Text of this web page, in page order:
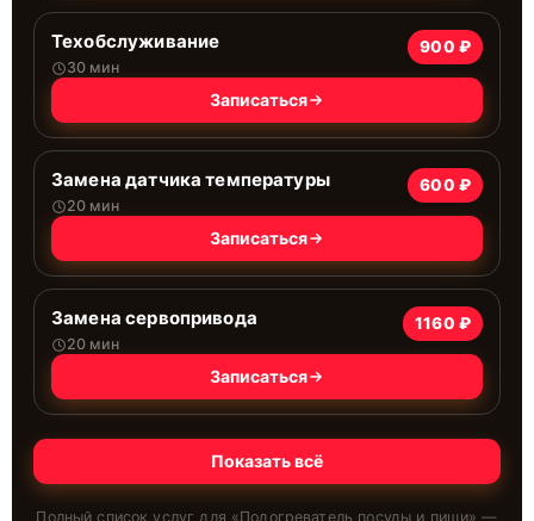
Техобслуживание
30 мин
900 ₽
Записаться
Замена датчика температуры
20 мин
600 ₽
Записаться
Замена сервопривода
20 мин
1160 ₽
Записаться
Показать всё
Полный список услуг для «Подогреватель посуды и пищи» —